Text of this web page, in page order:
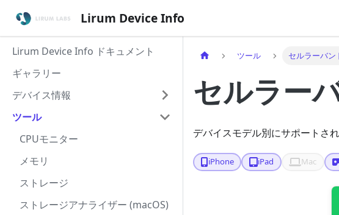
Lirum Device Info
Lirum Device Info ドキュメント
ギャラリー
デバイス情報
ツール
CPUモニター
メモリ
ストレージ
ストレージアナライザー (macOS)
ツール セルラーバン
セルラー
デバイスモデル別にサポートさ
iPhone iPad Mac